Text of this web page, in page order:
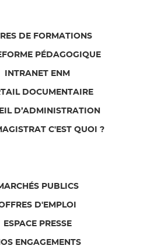
DE FORMATIONS
PÉDAGOGIQUE
INTRANET ENM
DOCUMENTAIRE
D’ADMINISTRATION
C'EST QUOI ?
PUBLICS
D'EMPLOI
ESPACE PRESSE
ENGAGEMENTS